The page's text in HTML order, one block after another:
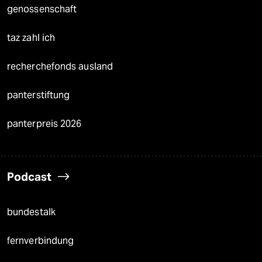
genossenschaft
taz zahl ich
recherchefonds ausland
panterstiftung
panterpreis 2026
Podcast
bundestalk
fernverbindung